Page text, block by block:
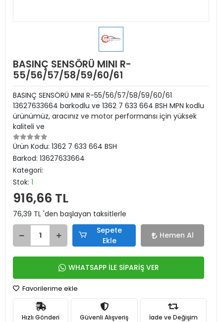
BASINÇ SENSÖRÜ MINI R-
55/56/57/58/59/60/61
BASINÇ SENSÖRÜ MINI R-55/56/57/58/59/60/61
13627633664 barkodlu ve 1362 7 633 664 BSH MPN kodlu
ürünümüz, aracınız ve motor performansı için yüksek
kaliteli ve
Ürün Kodu: 1362 7 633 664 BSH
Barkod: 13627633664
Kategori:
Stok: 1
916,66 TL
76,39 TL 'den başlayan taksitlerle
Sepete
Ekle
Hemen Al
WHATSAPP İLE SİPARİŞ VER
Favorilerime ekle
Hızlı Gönderi Güvenli Alışveriş İade ve Değişim